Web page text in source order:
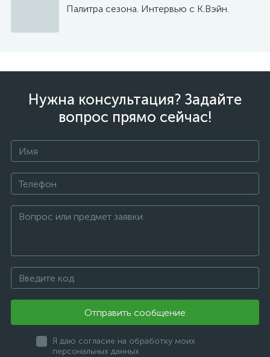
Палитра сезона. Интервью с К.Вэйн.
Нужна консультация? Задайте
вопрос прямо сейчас!
Отправить сообщение
Я даю согласие на обработку моих
персональных данных